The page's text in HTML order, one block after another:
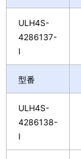
ULH4S-
4286137-
I
型番
ULH4S-
4286138-
I